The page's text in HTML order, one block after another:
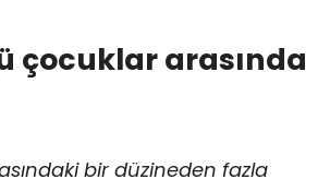
çocuklar arasında
bir düzineden fazla